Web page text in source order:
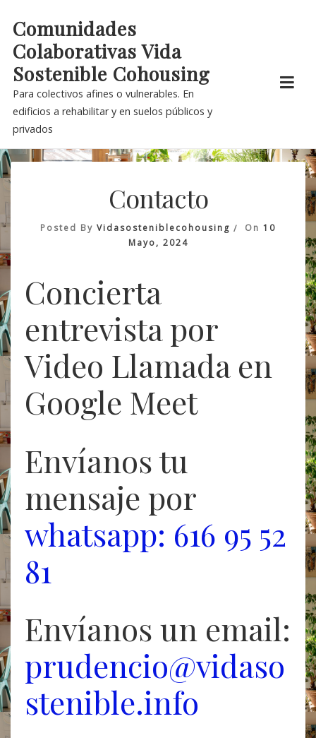
content
Comunidades
Colaborativas Vida
Sostenible Cohousing
Para colectivos afines o vulnerables. En
edificios a rehabilitar y en suelos públicos y
privados
Contacto
Posted By Vidasosteniblecohousing On 10
Mayo, 2024
Concierta
entrevista por
Video Llamada en
Google Meet
Envíanos tu
mensaje por
whatsapp: 616 95 52
81
Envíanos un email:
prudencio@vidaso
stenible.info